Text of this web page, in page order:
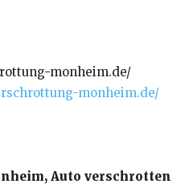
monheim.de/
monheim.de/
Auto verschrotten